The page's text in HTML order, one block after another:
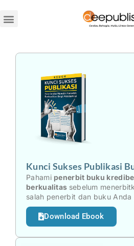
ke
Kunci Sukses Publikasi
Pahami penerbit buku
berkualitas sebelum
salah penerbit dan buku Anda
Download Ebook